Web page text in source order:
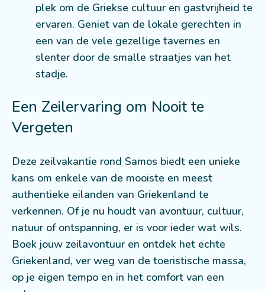
plek om de Griekse cultuur en gastvrijheid te
ervaren. Geniet van de lokale gerechten in
een van de vele gezellige tavernes en
slenter door de smalle straatjes van het
stadje.
Een Zeilervaring om Nooit te
Vergeten
Deze zeilvakantie rond Samos biedt een unieke
kans om enkele van de mooiste en meest
authentieke eilanden van Griekenland te
verkennen. Of je nu houdt van avontuur, cultuur,
natuur of ontspanning, er is voor ieder wat wils.
Boek jouw zeilavontuur en ontdek het echte
Griekenland, ver weg van de toeristische massa,
op je eigen tempo en in het comfort van een